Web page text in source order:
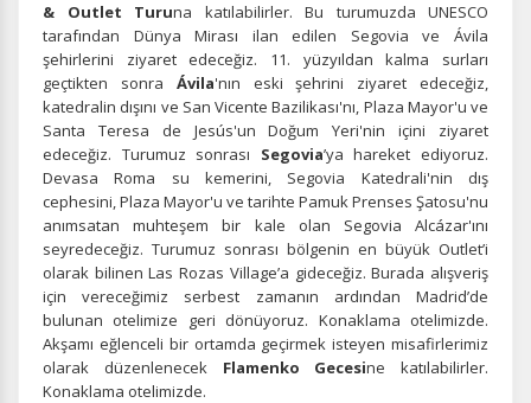
& Outlet Turuna katılabilirler. Bu turumuzda UNESCO
tarafından Dünya Mirası ilan edilen Segovia ve Ávila
şehirlerini ziyaret edeceğiz. 11. yüzyıldan kalma surları
geçtikten sonra Ávila'nın eski şehrini ziyaret edeceğiz,
katedralin dışını ve San Vicente Bazilikası'nı, Plaza Mayor'u ve
Santa Teresa de Jesús'un Doğum Yeri'nin içini ziyaret
edeceğiz. Turumuz sonrası Segovia’ya hareket ediyoruz.
Devasa Roma su kemerini, Segovia Katedrali'nin dış
cephesini, Plaza Mayor'u ve tarihte Pamuk Prenses Şatosu'nu
anımsatan muhteşem bir kale olan Segovia Alcázar'ını
seyredeceğiz. Turumuz sonrası bölgenin en büyük Outlet’i
olarak bilinen Las Rozas Village’a gideceğiz. Burada alışveriş
için vereceğimiz serbest zamanın ardından Madrid’de
bulunan otelimize geri dönüyoruz. Konaklama otelimizde.
Akşamı eğlenceli bir ortamda geçirmek isteyen misafirlerimiz
olarak düzenlenecek Flamenko Gecesine katılabilirler.
Konaklama otelimizde.